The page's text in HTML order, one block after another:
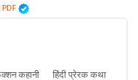
कहानी हिंदी प्रेरक कथा